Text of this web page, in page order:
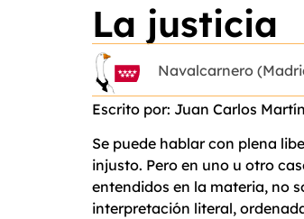
La justicia
Navalcarnero
Escrito por: Juan Carlos
Se puede hablar con plena
injusto. Pero en uno u otro
entendidos en la materia, no
interpretación literal,